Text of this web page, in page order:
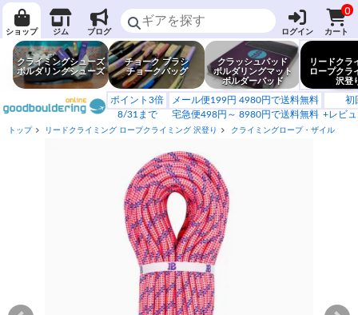
ショップ ジム ブログ ログイン
0
カート
クライミングシューズ
ボルダリングシューズ
チョーク ブラシ
チョークバッグ
クラッシュパッド
ボルダリングマット
ボルダーパッド
リードクラ
ロープクラ
沢登
ポイント3倍
8/31まで
メール便199円 4980円で送料無料
宅急便498円～ 8980円で送料無料
初
+レビ
トップ リードクライミング ロープクライミング 沢登り クライミングロープ・ザイル